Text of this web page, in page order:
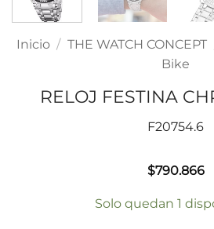
Inicio / THE WATCH CONCEPT
Bike
RELOJ FESTINA
F20754.6
$790.866
Solo quedan 1